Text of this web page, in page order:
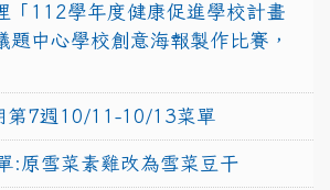
「112學年度健康促進學校計畫
中心學校創意海報製作比賽，
第7週10/11-10/13菜單
:原雪菜素雞改為雪菜豆干